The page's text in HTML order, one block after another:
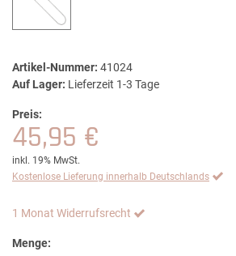
Artikel-Nummer: 41024
Auf Lager: Lieferzeit 1-3 Tage
Preis:
45,95 €
inkl. 19% MwSt.
Kostenlose Lieferung innerhalb Deutschlands
1 Monat Widerrufsrecht
Menge: